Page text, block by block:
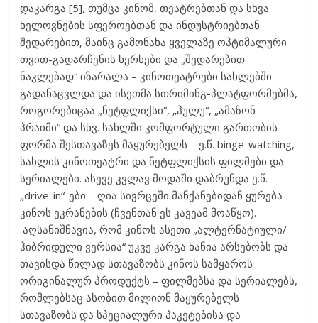
დაკარგა [5], თუმცა კინომ, თეატრებთან და სხვა
ხელოვნების სფეროებთან და ინდუსტრიებთან
შედარებით, მაინც გამონახა ყველაზე ოპტიმალური
თვით-გადარჩენის ხერხები და „შედარებით
ნაკლებად“ იზარალა – კინოთეატრები სახლებში
გადანაცვლდა და ისეთმა სთრიმინგ-პლატფორმებმა,
როგორებიცაა „ნეტფლიქსი“, „ჰულუ“, „ამაზონ
პრაიმი“ და სხვ. სახლში კომფორტული გართობის
ფორმა შესთავაზეს მაყურებელს – ე.წ. binge-watching,
სახლის კინოთეატრი და ნეტფლიქსის ფილმები და
სერიალები. ასევე კვლავ მოდაში დაბრუნდა ე.წ.
„drive-in“-ები – ღია სივრცეში მანქანებიდან ყურება
კინოს ეკრანების (ჩვენთან ეს კავეამ მოაწყო).
აღსანიშნავია, რომ კინოს ასეთი „ალტერნატიული/
ჰიბრიდული ვერსია“ უკვე კარგა ხანია არსებობს და
თავისდა წილად სთავაზობს კინოს სამყაროს
ორიგინალურ პროდუქტს – ფილმებსა და სერიალებს,
რომლებსაც ასობით მილიონ მაყურებელს
სთავაზობს და სპეციალური პაკეტებისა და